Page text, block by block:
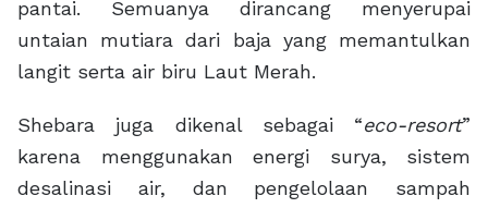
pantai. Semuanya dirancang menyerupai
untaian mutiara dari baja yang memantulkan
langit serta air biru Laut Merah.
Shebara juga dikenal sebagai “eco-resort”
karena menggunakan energi surya, sistem
desalinasi air, dan pengelolaan sampah